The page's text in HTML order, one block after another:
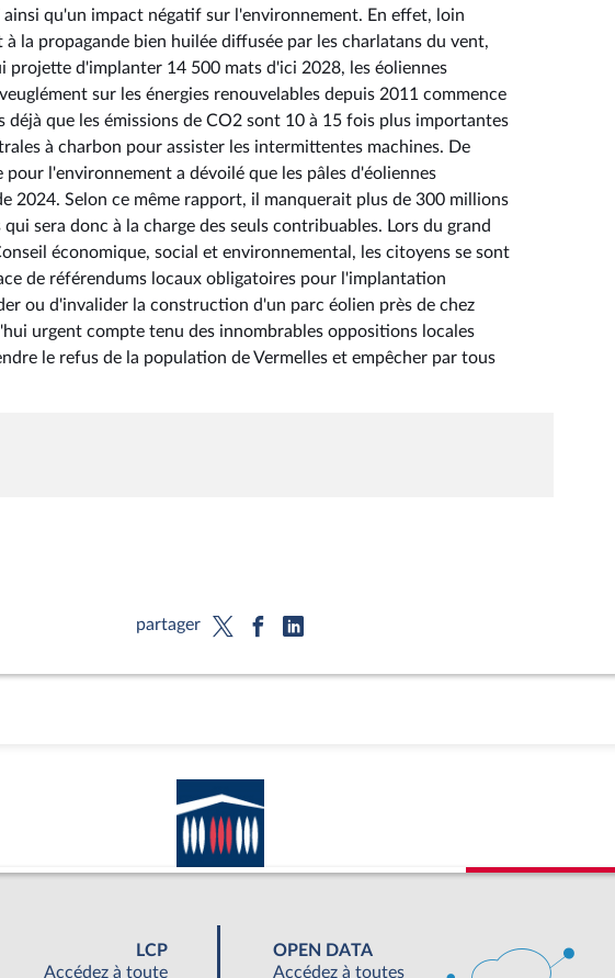
qu'un impact négatif sur l'environnement. En effet, loin
la propagande bien huilée diffusée par les charlatans du vent,
d'implanter 14 500 mats d'ici 2028, les éoliennes
sur les énergies renouvelables depuis 2011 commence
que les émissions de CO2 sont 10 à 15 fois plus importantes
à charbon pour assister les intermittentes machines. De
l'environnement a dévoilé que les pâles d'éoliennes
2024. Selon ce même rapport, il manquerait plus de 300 millions
sera donc à la charge des seuls contribuables. Lors du grand
économique, social et environnemental, les citoyens se sont
de référendums locaux obligatoires pour l'implantation
ou d'invalider la construction d'un parc éolien près de chez
urgent compte tenu des innombrables oppositions locales
le refus de la population de Vermelles et empêcher par tous
partager
LCP
Accédez à toute
OPEN DATA
Accédez à toutes